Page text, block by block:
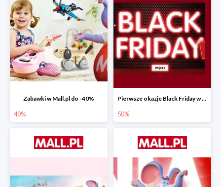
Zabawki w Mall.pl do -40%
40%
Pierwsze okazje Black Friday w Mall.pl do -50%
50%